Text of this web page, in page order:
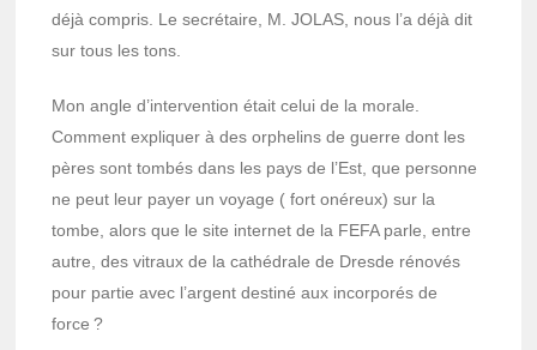
déjà compris. Le secré­taire, M. JOLAS, nous l’a déjà dit
sur tous les tons.
Mon angle d’in­ter­ven­tion était celui de la morale.
Comment expliquer à des orphe­lins de guerre dont les
pères sont tombés dans les pays de l’Est, que personne
ne peut leur payer un voyage ( fort onéreux) sur la
tombe, alors que le site inter­net de la FEFA parle, entre
autre, des vitraux de la cathé­drale de Dresde réno­vés
pour partie avec l’argent destiné aux incor­po­rés de
force ?